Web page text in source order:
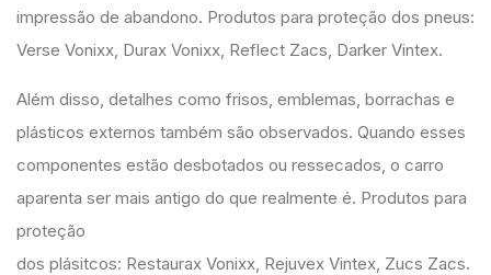
impressão de abandono. Produtos para proteção dos pneus:
Verse Vonixx, Durax Vonixx, Reflect Zacs, Darker Vintex.
Além disso, detalhes como frisos, emblemas, borrachas e
plásticos externos também são observados. Quando esses
componentes estão desbotados ou ressecados, o carro
aparenta ser mais antigo do que realmente é. Produtos para
proteção
dos plásitcos: Restaurax Vonixx, Rejuvex Vintex, Zucs Zacs.